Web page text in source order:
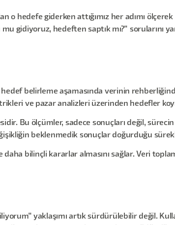
o hedefe giderken attığımız her adımı
gidiyoruz, hedeften saptık mı?" sorularını
belirleme aşamasında verinin
ve pazar analizleri üzerinden hedefler
Bu ölçümler, sadece sonuçları değil,
beklenmedik sonuçlar doğurduğu
bilinçli kararlar almasını sağlar. Veri
yaklaşımı artık sürdürülebilir değil.